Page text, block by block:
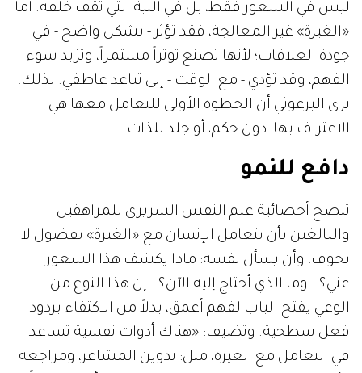
ليس في الشعور فقط، بل في النية التي تقف خلفه. أما
«الغيرة» غير المعالجة، فقد تؤثر - بشكل واضح - في
جودة العلاقات؛ لأنها تصنع توتراً مستمراً، وتزيد سوء
الفهم، وقد تؤدي - مع الوقت - إلى تباعد عاطفي. لذلك،
ترى البرغوثي أن الخطوة الأولى للتعامل معها هي
الاعتراف بها، دون حكم، أو جلد للذات.
دافع للنمو
تنصح أخصائية علم النفس السريري للمراهقين
والبالغين بأن يتعامل الإنسان مع «الغيرة» بفضول لا
بخوف، وأن يسأل نفسه: ماذا يكشف هذا الشعور
عني؟.. وما الذي أحتاج إليه الآن؟.. إن هذا النوع من
الوعي يفتح الباب لفهم أعمق، بدلاً من الاكتفاء بردود
فعل سطحية. وتضيف: «هناك أدوات نفسية تساعد
في التعامل مع الغيرة، مثل: تدوين المشاعر، ومراجعة